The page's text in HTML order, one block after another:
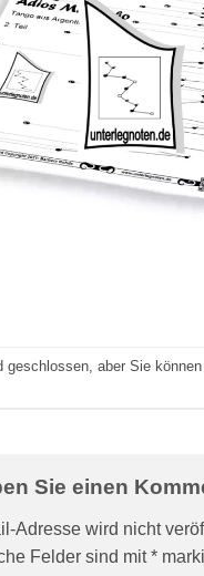
geschlossen, aber Sie
Sie einen
Adresse wird nicht
Felder sind mit*